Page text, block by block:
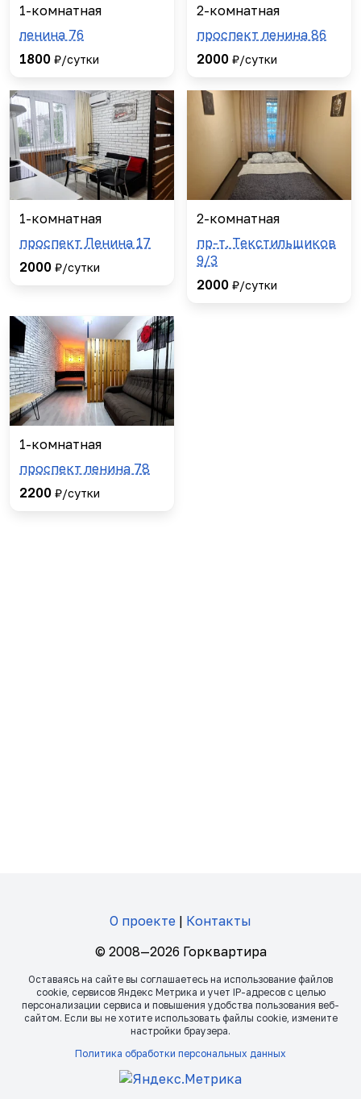
1-комнатная
ленина 76
1800 ₽/сутки
2-комнатная
проспект ленина 86
2000 ₽/сутки
1-комнатная
проспект Ленина 17
2000 ₽/сутки
2-комнатная
пр-т. Текстильщиков
9/3
2000 ₽/сутки
1-комнатная
проспект ленина 78
2200 ₽/сутки
О проекте | Контакты
© 2008—2026 Горквартира
Оставаясь на сайте вы соглашаетесь на использование файлов
сookie, сервисов Яндекс Метрика и учет IP-адресов с целью
персонализации сервиса и повышения удобства пользования веб-
сайтом. Если вы не хотите использовать файлы сookie, измените
настройки браузера.
Политика обработки персональных данных